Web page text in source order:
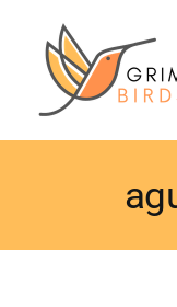
contenido